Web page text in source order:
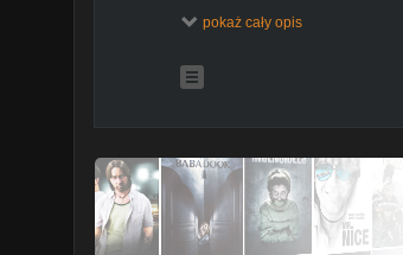
#ciasno #ciasnota
#cavingadventure
pokaż cały opis